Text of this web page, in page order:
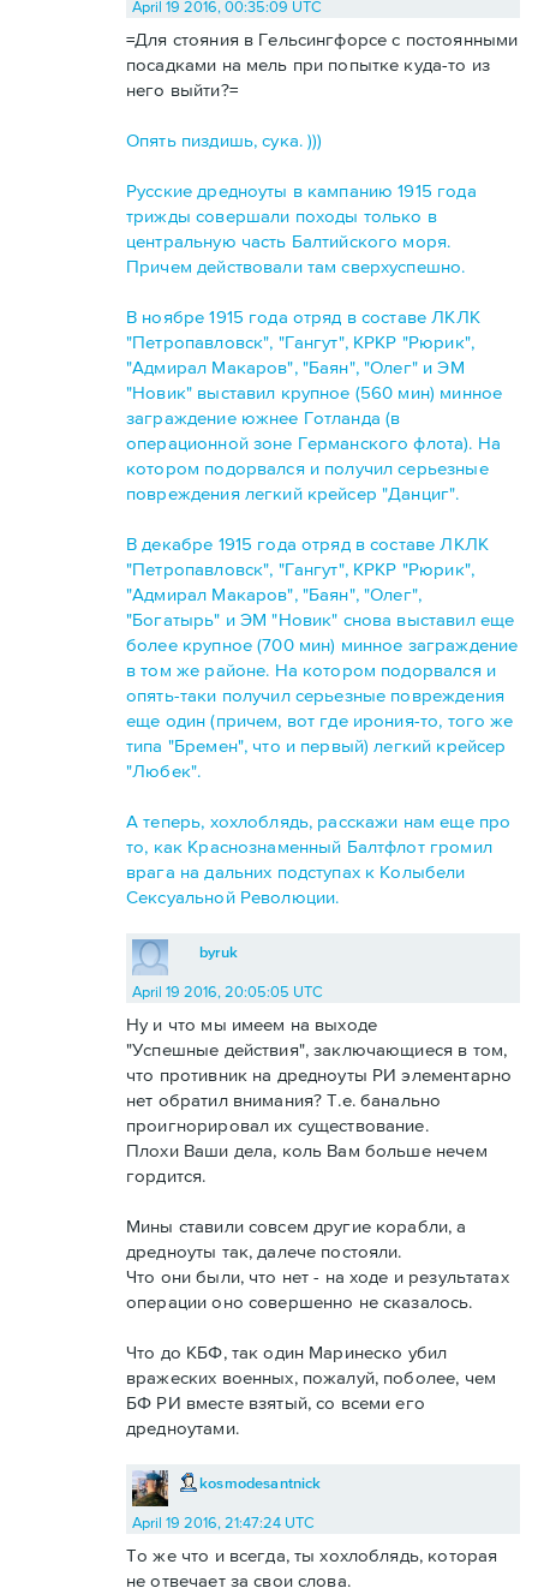
April 19 2016, 00:35:09 UTC
=Для стояния в Гельсингфорсе с постоянными
посадками на мель при попытке куда-то из
него выйти?=
Опять пиздишь, сука. )))
Русские дредноуты в кампанию 1915 года
трижды совершали походы только в
центральную часть Балтийского моря.
Причем действовали там сверхуспешно.
В ноябре 1915 года отряд в составе ЛКЛК
"Петропавловск", "Гангут", КРКР "Рюрик",
"Адмирал Макаров", "Баян", "Олег" и ЭМ
"Новик" выставил крупное (560 мин) минное
заграждение южнее Готланда (в
операционной зоне Германского флота). На
котором подорвался и получил серьезные
повреждения легкий крейсер "Данциг".
В декабре 1915 года отряд в составе ЛКЛК
"Петропавловск", "Гангут", КРКР "Рюрик",
"Адмирал Макаров", "Баян", "Олег",
"Богатырь" и ЭМ "Новик" снова выставил еще
более крупное (700 мин) минное заграждение
в том же районе. На котором подорвался и
опять-таки получил серьезные повреждения
еще один (причем, вот где ирония-то, того же
типа "Бремен", что и первый) легкий крейсер
"Любек".
А теперь, хохлоблядь, расскажи нам еще про
то, как Краснознаменный Балтфлот громил
врага на дальних подступах к Колыбели
Сексуальной Революции.
byruk
April 19 2016, 20:05:05 UTC
Ну и что мы имеем на выходе
"Успешные действия", заключающиеся в том,
что противник на дредноуты РИ элементарно
нет обратил внимания? Т.е. банально
проигнорировал их существование.
Плохи Ваши дела, коль Вам больше нечем
гордится.
Мины ставили совсем другие корабли, а
дредноуты так, далече постояли.
Что они были, что нет - на ходе и результатах
операции оно совершенно не сказалось.
Что до КБФ, так один Маринеско убил
вражеских военных, пожалуй, поболее, чем
БФ РИ вместе взятый, со всеми его
дредноутами.
kosmodesantnick
April 19 2016, 21:47:24 UTC
То же что и всегда, ты хохлоблядь, которая
не отвечает за свои слова.